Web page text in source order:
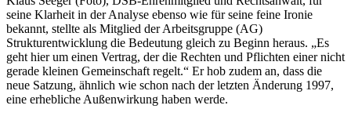
seine Klarheit in der Analyse ebenso wie für seine feine Ironie
bekannt, stellte als Mitglied der Arbeitsgruppe (AG)
Strukturentwicklung die Bedeutung gleich zu Beginn heraus. „Es
geht hier um einen Vertrag, der die Rechten und Pflichten einer nicht
gerade kleinen Gemeinschaft regelt.“ Er hob zudem an, dass die
neue Satzung, ähnlich wie schon nach der letzten Änderung 1997,
eine erhebliche Außenwirkung haben werde.